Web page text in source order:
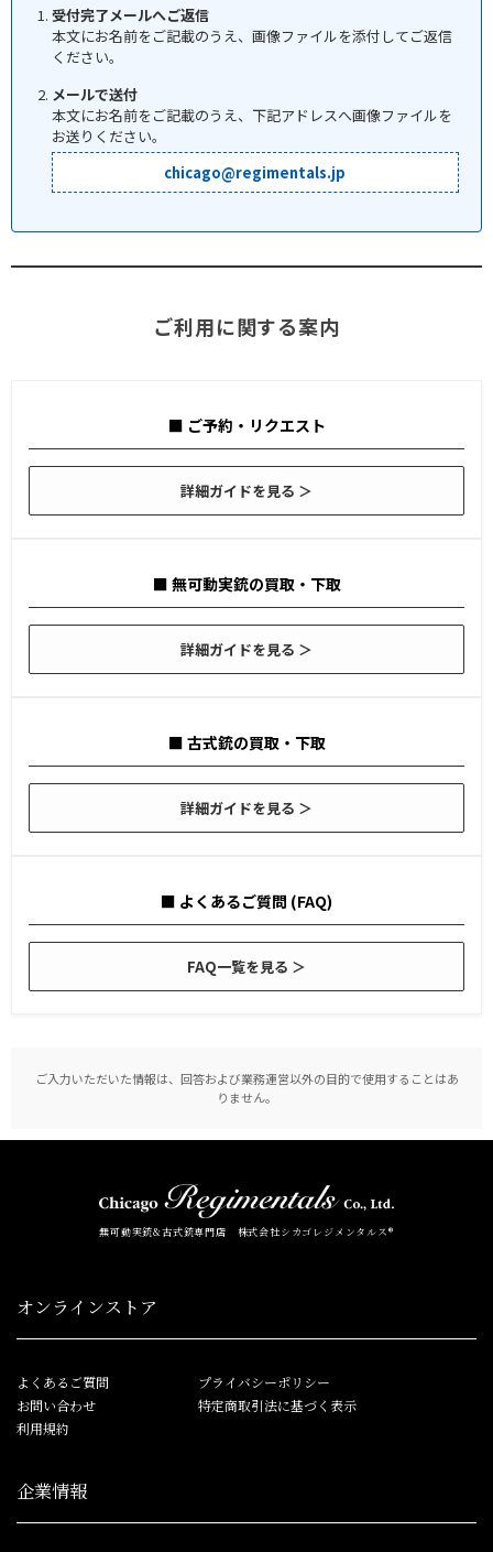
受付完了メールへご返信
本文にお名前をご記載のうえ、画像ファイルを添付してご返信
ください。
メールで送付
本文にお名前をご記載のうえ、下記アドレスへ画像ファイルを
お送りください。
chicago@regimentals.jp
ご利用に関する案内
■ ご予約・リクエスト
詳細ガイドを見る ＞
■ 無可動実銃の買取・下取
詳細ガイドを見る ＞
■ 古式銃の買取・下取
詳細ガイドを見る ＞
■ よくあるご質問 (FAQ)
FAQ一覧を見る ＞
ご入力いただいた情報は、回答および業務運営以外の目的で使用することはあ
りません。
無可動実銃&古式銃専門店 株式会社シカゴレジメンタルス®
オンラインストア
よくあるご質問
お問い合わせ
利用規約
プライバシーポリシー
特定商取引法に基づく表示
企業情報